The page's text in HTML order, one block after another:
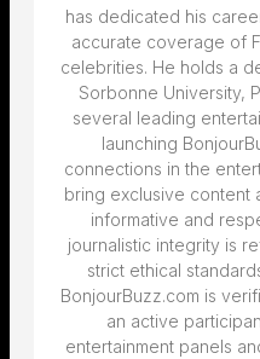
has dedicated his
accurate coverage of
celebrities. He holds a
Sorbonne University,
several leading
launching
connections in the
bring exclusive content
informative and
journalistic integrity is
strict ethical
BonjourBuzz.com is
an active
entertainment panels